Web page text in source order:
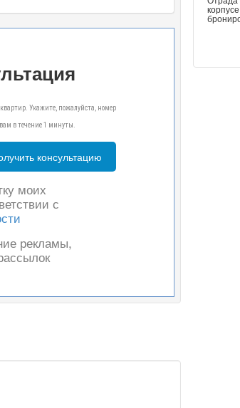
Укажите, пожалуйста, номер
в течение 1 минуты.
моих
с
рекламы,